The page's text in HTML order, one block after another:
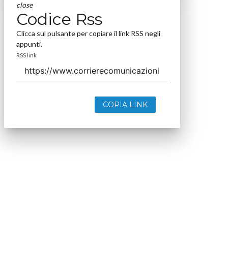
close
Codice Rss
Clicca sul pulsante per copiare il link RSS negli
appunti.
RSS link
COPIA LINK